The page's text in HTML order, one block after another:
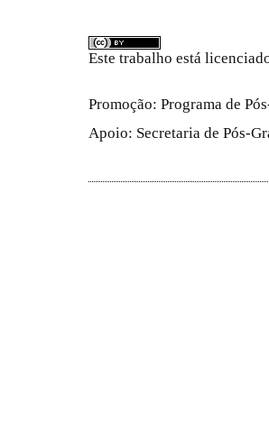
Este trabalho está
Promoção: Programa de
Apoio: Secretaria de Pós-